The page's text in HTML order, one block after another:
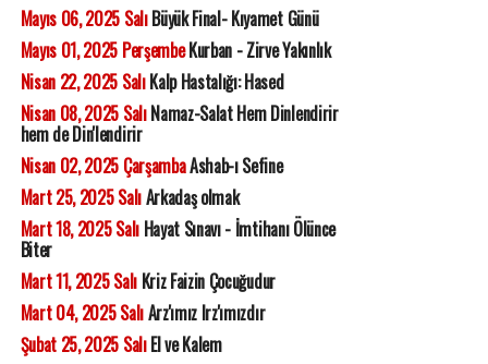
Mayıs 06, 2025 SalıBüyük Final- Kıyamet Günü
Mayıs 01, 2025 PerşembeKurban - Zirve Yakınlık
Nisan 22, 2025 SalıKalp Hastalığı: Hased
Nisan 08, 2025 SalıNamaz-Salat Hem Dinlendirir
hem de Din'lendirir
Nisan 02, 2025 ÇarşambaAshab-ı Sefine
Mart 25, 2025 SalıArkadaş olmak
Mart 18, 2025 SalıHayat Sınavı - İmtihanı Ölünce
Biter
Mart 11, 2025 SalıKriz Faizin Çocuğudur
Mart 04, 2025 SalıArz'ımız Irz'ımızdır
Şubat 25, 2025 SalıEl ve Kalem